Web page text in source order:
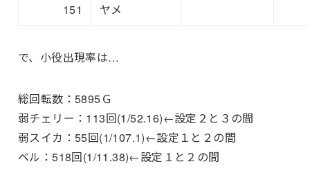
151
ヤメ
で、小役出現率は…
総回転数：5895Ｇ
弱チェリー：113回(1/52.16)←設定２と３の間
弱スイカ：55回(1/107.1)←設定１と２の間
ベル：518回(1/11.38)←設定１と２の間